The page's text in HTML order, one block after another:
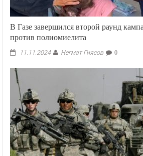
В Газе завершился второй раунд
против полиомиелита
11.11.2024 Негмат Гиясов 0